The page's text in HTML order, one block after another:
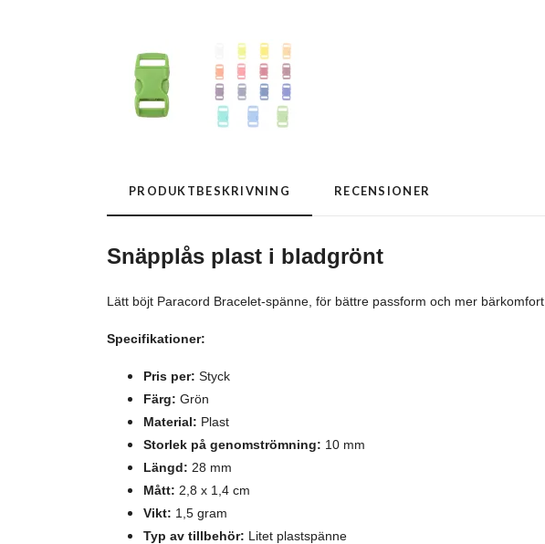
PRODUKTBESKRIVNING RECENSIONER
Snäpplås plast i bladgrönt
Lätt böjt Paracord Bracelet-spänne, för bättre passform och mer bärkomfort.
Specifikationer:
Pris per: Styck
Färg: Grön
Material: Plast
Storlek på genomströmning: 10 mm
Längd: 28 mm
Mått: 2,8 x 1,4 cm
Vikt: 1,5 gram
Typ av tillbehör: Litet plastspänne